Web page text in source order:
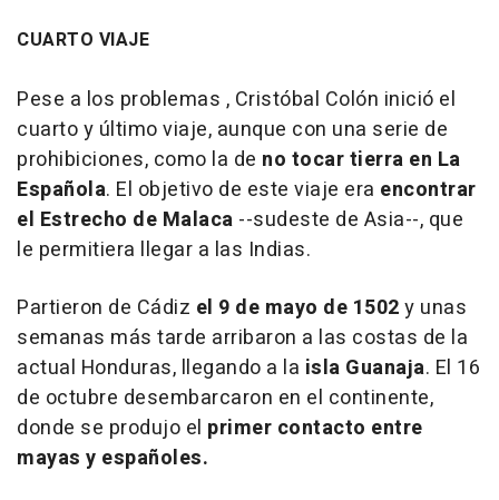
CUARTO VIAJE
Pese a los problemas , Cristóbal Colón inició el
cuarto y último viaje, aunque con una serie de
prohibiciones, como la de no tocar tierra en La
Española. El objetivo de este viaje era encontrar
el Estrecho de Malaca --sudeste de Asia--, que
le permitiera llegar a las Indias.
Partieron de Cádiz el 9 de mayo de 1502y unas
semanas más tarde arribaron a las costas de la
actual Honduras, llegando a la isla Guanaja. El 16
de octubre desembarcaron en el continente,
donde se produjo el primer contacto entre
mayas y españoles.